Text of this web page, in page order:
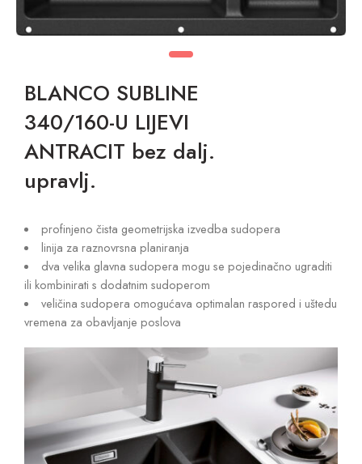
BLANCO SUBLINE
340/160-U LIJEVI
ANTRACIT bez dalj.
upravlj.
profinjeno čista geometrijska izvedba sudopera
linija za raznovrsna planiranja
dva velika glavna sudopera mogu se pojedinačno ugraditi
ili kombinirati s dodatnim sudoperom
veličina sudopera omogućava optimalan raspored i uštedu
vremena za obavljanje poslova